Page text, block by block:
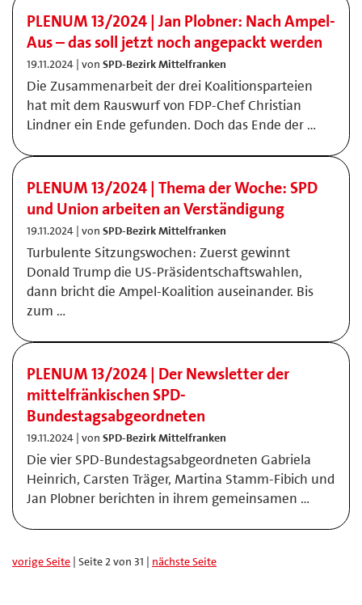
PLENUM 13/2024 | Jan Plobner: Nach Ampel-
Aus – das soll jetzt noch angepackt werden
19.11.2024 | von SPD-Bezirk Mittelfranken
Die Zusammenarbeit der drei Koalitionsparteien
hat mit dem Rauswurf von FDP-Chef Christian
Lindner ein Ende gefunden. Doch das Ende der …
PLENUM 13/2024 | Thema der Woche: SPD
und Union arbeiten an Verständigung
19.11.2024 | von SPD-Bezirk Mittelfranken
Turbulente Sitzungswochen: Zuerst gewinnt
Donald Trump die US-Präsidentschaftswahlen,
dann bricht die Ampel-Koalition auseinander. Bis
zum …
PLENUM 13/2024 | Der Newsletter der
mittelfränkischen SPD-
Bundestagsabgeordneten
19.11.2024 | von SPD-Bezirk Mittelfranken
Die vier SPD-Bundestagsabgeordneten Gabriela
Heinrich, Carsten Träger, Martina Stamm-Fibich und
Jan Plobner berichten in ihrem gemeinsamen …
vorige Seite | Seite 2 von 31 | nächste Seite